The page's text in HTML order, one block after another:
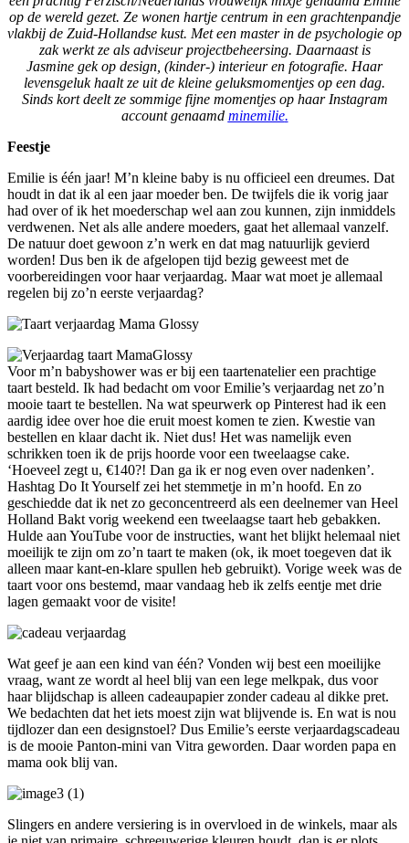
op de wereld gezet. Ze wonen hartje centrum in een grachtenpandje
vlakbij de Zuid-Hollandse kust. Met een master in de psychologie op
zak werkt ze als adviseur projectbeheersing. Daarnaast is
Jasmine gek op design, (kinder-) interieur en fotografie. Haar
levensgeluk haalt ze uit de kleine geluksmomentjes op een dag.
Sinds kort deelt ze sommige fijne momentjes op haar Instagram
account genaamd minemilie.
Feestje
Emilie is één jaar! M’n kleine baby is nu officieel een dreumes. Dat
houdt in dat ik al een jaar moeder ben. De twijfels die ik vorig jaar
had over of ik het moederschap wel aan zou kunnen, zijn inmiddels
verdwenen. Net als alle andere moeders, gaat het allemaal vanzelf.
De natuur doet gewoon z’n werk en dat mag natuurlijk gevierd
worden! Dus ben ik de afgelopen tijd bezig geweest met de
voorbereidingen voor haar verjaardag. Maar wat moet je allemaal
regelen bij zo’n eerste verjaardag?
Voor m’n babyshower was er bij een taartenatelier een prachtige
taart besteld. Ik had bedacht om voor Emilie’s verjaardag net zo’n
mooie taart te bestellen. Na wat speurwerk op Pinterest had ik een
aardig idee over hoe die eruit moest komen te zien. Kwestie van
bestellen en klaar dacht ik. Niet dus! Het was namelijk even
schrikken toen ik de prijs hoorde voor een tweelaagse cake.
‘Hoeveel zegt u, €140?! Dan ga ik er nog even over nadenken’.
Hashtag Do It Yourself zei het stemmetje in m’n hoofd. En zo
geschiedde dat ik net zo geconcentreerd als een deelnemer van Heel
Holland Bakt vorig weekend een tweelaagse taart heb gebakken.
Hulde aan YouTube voor de instructies, want het blijkt helemaal niet
moeilijk te zijn om zo’n taart te maken (ok, ik moet toegeven dat ik
alleen maar kant-en-klare spullen heb gebruikt). Vorige week was de
taart voor ons bestemd, maar vandaag heb ik zelfs eentje met drie
lagen gemaakt voor de visite!
Wat geef je aan een kind van één? Vonden wij best een moeilijke
vraag, want ze wordt al heel blij van een lege melkpak, dus voor
haar blijdschap is alleen cadeaupapier zonder cadeau al dikke pret.
We bedachten dat het iets moest zijn wat blijvende is. En wat is nou
tijdlozer dan een designstoel? Dus Emilie’s eerste verjaardagscadeau
is de mooie Panton-mini van Vitra geworden. Daar worden papa en
mama ook blij van.
Slingers en andere versiering is in overvloed in de winkels, maar als